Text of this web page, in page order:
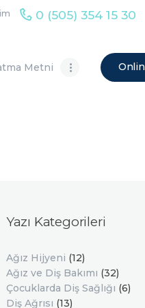
0 (505) 354 15 30
Metni
Yazı Kategorileri
Ağız Hijyeni (12)
Ağız ve Diş Bakımı (32)
Çocuklarda Diş Sağlığı (6)
Diş Ağrısı (13)